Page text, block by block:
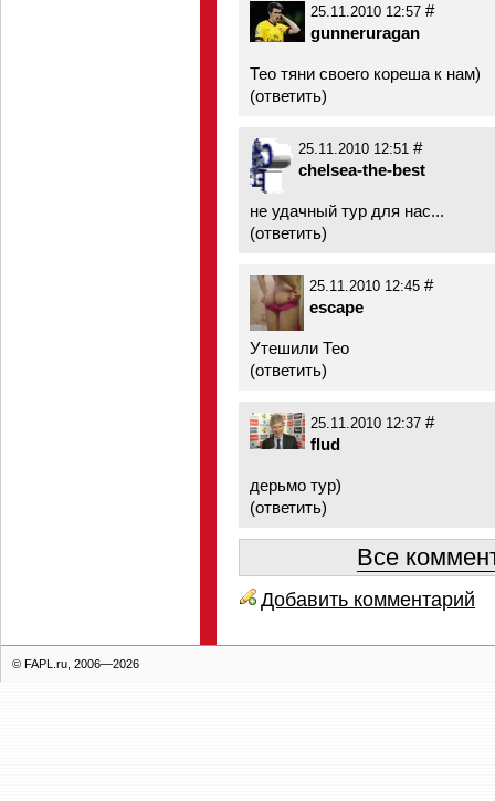
25.11.2010 12:57 #
gunneruragan
Тео тяни своего кореша к нам)
(ответить)
25.11.2010 12:51 #
chelsea-the-best
не удачный тур для нас...
(ответить)
25.11.2010 12:45 #
escape
Утешили Тео
(ответить)
25.11.2010 12:37 #
flud
дерьмо тур)
(ответить)
Все
Добавить комментарий
© FAPL.ru, 2006—2026